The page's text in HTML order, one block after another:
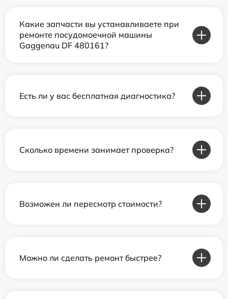
Какие запчасти вы устанавливаете при
ремонте посудомоечной машины
Gaggenau DF 480161?
Есть ли у вас бесплатная диагностика?
Сколько времени занимает проверка?
Возможен ли пересмотр стоимости?
Можно ли сделать ремонт быстрее?